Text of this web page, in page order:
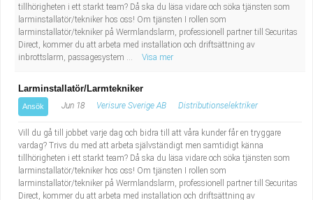
tillhörigheten i ett starkt team? Då ska du läsa vidare och söka tjänsten som
larminstallatör/tekniker hos oss! Om tjänsten I rollen som
larminstallatör/tekniker på Wermlandslarm, professionell partner till Securitas
Direct, kommer du att arbeta med installation och driftsättning av
inbrottslarm, passagesystem ...
Visa mer
Larminstallatör/Larmtekniker
Ansök Jun 18 Verisure Sverige AB Distributionselektriker
Vill du gå till jobbet varje dag och bidra till att våra kunder får en tryggare
vardag? Trivs du med att arbeta självständigt men samtidigt känna
tillhörigheten i ett starkt team? Då ska du läsa vidare och söka tjänsten som
larminstallatör/tekniker hos oss! Om tjänsten I rollen som
larminstallatör/tekniker på Wermlandslarm, professionell partner till Securitas
Direct, kommer du att arbeta med installation och driftsättning av